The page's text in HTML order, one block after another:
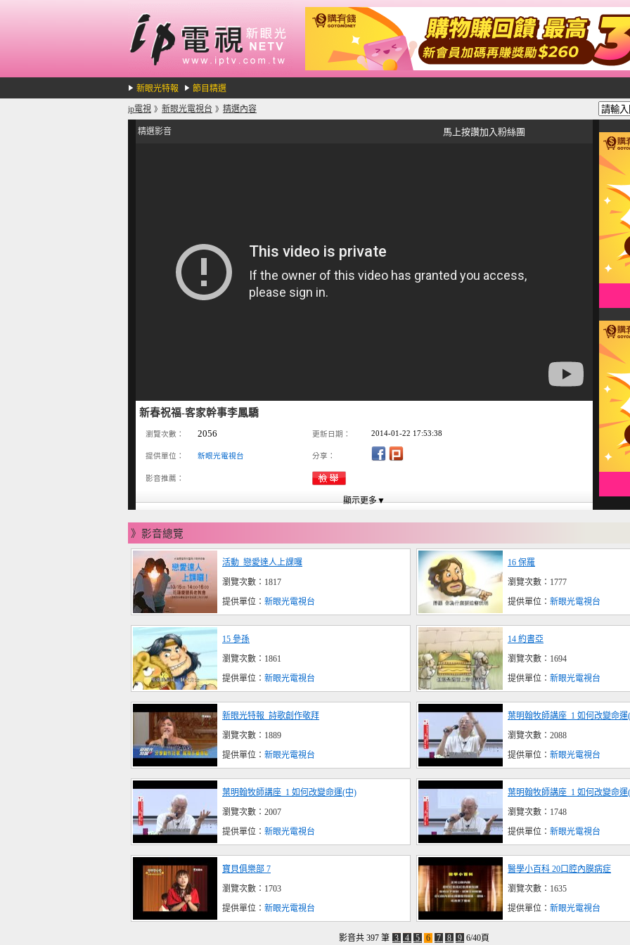
新眼光特報 節目精選
ip電視 》 新眼光電視台 》 精選內容
精選影音 馬上按讚加入粉絲團
新春祝福-客家幹事李鳳驕
瀏覽次數： 2056 更新日期： 2014-01-22 17:53:38
提供單位： 新眼光電視台 分享：
影音推薦：
》影音總覽
活動_戀愛達人上課囉
瀏覽次數：1817
提供單位： 新眼光電視台
16 保羅
瀏覽次數：1777
提供單位： 新眼光電視台
15 參孫
瀏覽次數：1861
提供單位： 新眼光電視台
14 約書亞
瀏覽次數：1694
提供單位： 新眼光電視台
新眼光特報_詩歌創作敬拜
瀏覽次數：1889
提供單位： 新眼光電視台
葉明翰牧師講座_1 如何改變命運
瀏覽次數：2088
提供單位： 新眼光電視台
葉明翰牧師講座_1 如何改變命運(中)
瀏覽次數：2007
提供單位： 新眼光電視台
葉明翰牧師講座_1 如何改變命運
瀏覽次數：1748
提供單位： 新眼光電視台
寶貝俱樂部 7
瀏覽次數：1703
提供單位： 新眼光電視台
醫學小百科 20口腔內膜病症
瀏覽次數：1635
提供單位： 新眼光電視台
影音共 397 筆 3 4 5 6 7 8 9 6/40頁